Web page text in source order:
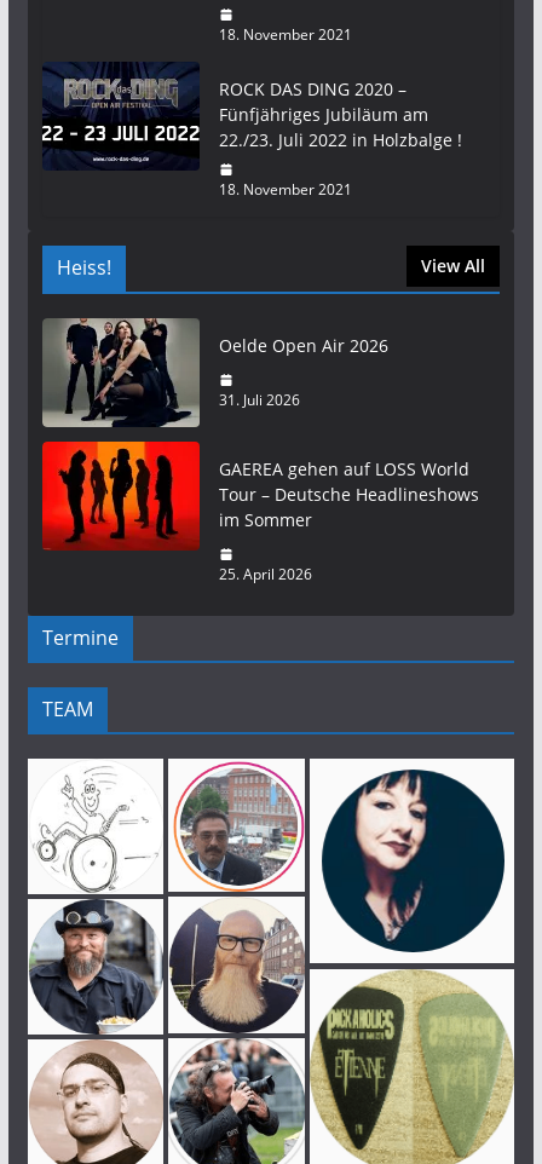
18. November 2021
ROCK DAS DING 2020 –
Fünfjähriges Jubiläum am
22./23. Juli 2022 in Holzbalge !
18. November 2021
Heiss! View All
Oelde Open Air 2026
31. Juli 2026
GAEREA gehen auf LOSS World
Tour – Deutsche Headlineshows
im Sommer
25. April 2026
Termine
TEAM